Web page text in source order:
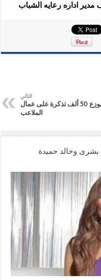
اداره رعايه الشباب
التالي
الفيفا يوزع 50 ألف تذكرة على عمال
الملاعب
وخالد حميدة